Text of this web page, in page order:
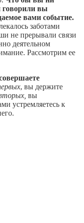
говорили вы
вами событие.
заботами
не прерывали связи
деятельном
Рассмотрим ее
, вы держите
вы
устремляетесь к